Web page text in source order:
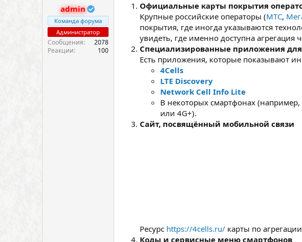
admin
Команда форума
Администратор
Сообщения
2078
Реакции
100
Официальные карты покрытия
Крупные российские операторы (МТС,
покрытия, где иногда указываются
увидеть, где именно доступна агрегация
Специализированные приложения
Есть приложения, которые показывают
4Cells
LTE Discovery
Network Cell Info Lite
В некоторых смартфонах (например,
или 4G+).
Сайт, посвящённый мобильной связи
Ресурс https://4cells.ru/ карты по
Коды и сервисные меню смартфонов